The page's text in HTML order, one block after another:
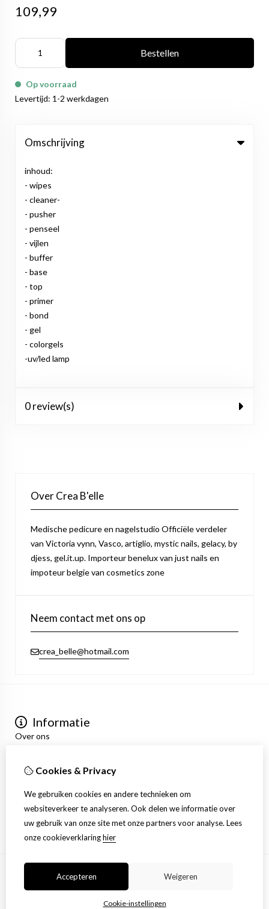
109,99
Bestellen
Op voorraad
Levertijd: 1-2 werkdagen
Omschrijving
inhoud:
- wipes
- cleaner-
- pusher
- penseel
- vijlen
- buffer
- base
- top
- primer
- bond
- gel
- colorgels
-uv/led lamp
0 review(s)
Over Crea B'elle
Medische pedicure en nagelstudio Officiële verdeler
van Victoria vynn, Vasco, artiglio, mystic nails, gelacy, by
djess, gel.it.up. Importeur benelux van just nails en
impoteur belgie van cosmetics zone
Neem contact met ons op
crea_belle@hotmail.com
Informatie
Over ons
Algemene voorwaarden
Mijn account
Inloggen
Bestelhistorie
Verlanglijst
Nieuwsbrief
© Copyright 2026 |TSB
Cookies & Privacy
We gebruiken cookies en andere technieken om
websiteverkeer te analyseren. Ook delen we informatie over
uw gebruik van onze site met onze partners voor analyse. Lees
onze cookieverklaringhier
Accepteren Weigeren
Cookie-instellingen